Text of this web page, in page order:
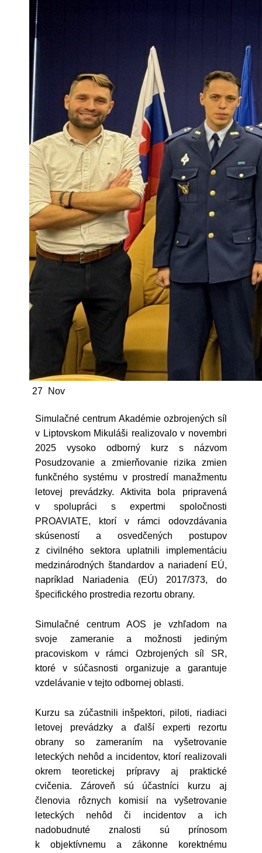
27 Nov
Simulačné centrum Akadémie ozbrojených síl
v Liptovskom Mikuláši realizovalo v novembri
2025 vysoko odborný kurz s názvom
Posudzovanie a zmierňovanie rizika zmien
funkčného systému v prostredí manažmentu
letovej prevádzky. Aktivita bola pripravená
v spolupráci s expertmi spoločnosti
PROAVIATE, ktorí v rámci odovzdávania
skúseností a osvedčených postupov
z civilného sektora uplatnili implementáciu
medzinárodných štandardov a nariadení EÚ,
napríklad Nariadenia (EÚ) 2017/373, do
špecifického prostredia rezortu obrany.
Simulačné centrum AOS je vzhľadom na
svoje zameranie a možnosti jediným
pracoviskom v rámci Ozbrojených síl SR,
ktoré v súčasnosti organizuje a garantuje
vzdelávanie v tejto odbornej oblasti.
Kurzu sa zúčastnili inšpektori, piloti, riadiaci
letovej prevádzky a ďalší experti rezortu
obrany so zameraním na vyšetrovanie
leteckých nehôd a incidentov, ktorí realizovali
okrem teoretickej prípravy aj praktické
cvičenia. Zároveň sú účastníci kurzu aj
členovia rôznych komisií na vyšetrovanie
leteckých nehôd či incidentov a ich
nadobudnuté znalosti sú prínosom
k objektívnemu a zákonne korektnému